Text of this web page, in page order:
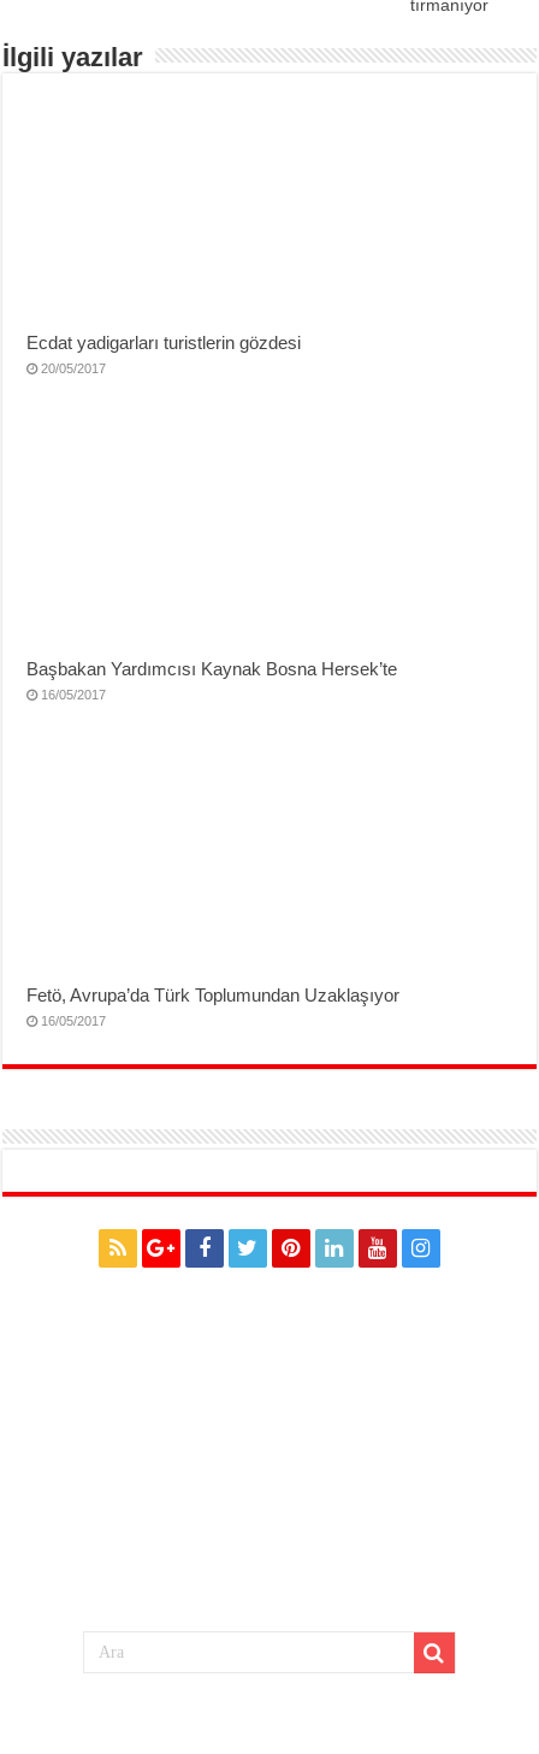
tırmanıyor
İlgili yazılar
Ecdat yadigarları turistlerin gözdesi
20/05/2017
Başbakan Yardımcısı Kaynak Bosna Hersek’te
16/05/2017
Fetö, Avrupa’da Türk Toplumundan Uzaklaşıyor
16/05/2017